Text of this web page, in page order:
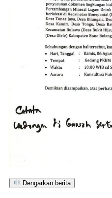
Dengarkan berita